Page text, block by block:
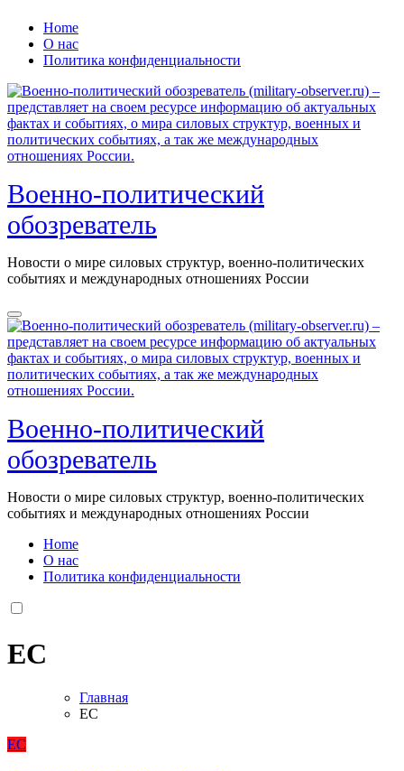
Перейти
содержанию
Home
О нас
Политика конфиденциальности
Военно-политический
обозреватель
Новости о мире силовых структур, военно-политических
событиях и международных отношениях России
Военно-политический
обозреватель
Новости о мире силовых структур, военно-политических
событиях и международных отношениях России
Home
О нас
Политика конфиденциальности
ЕС
Главная
ЕС
ЕС